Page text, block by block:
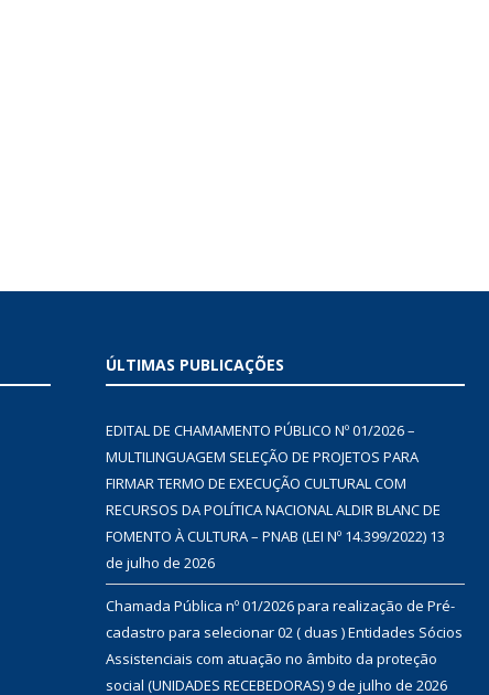
ÚLTIMAS PUBLICAÇÕES
EDITAL DE CHAMAMENTO PÚBLICO Nº 01/2026 –
MULTILINGUAGEM SELEÇÃO DE PROJETOS PARA
FIRMAR TERMO DE EXECUÇÃO CULTURAL COM
RECURSOS DA POLÍTICA NACIONAL ALDIR BLANC DE
FOMENTO À CULTURA – PNAB (LEI Nº 14.399/2022) 13
de julho de 2026
Chamada Pública nº 01/2026 para realização de Pré-
cadastro para selecionar 02 ( duas ) Entidades Sócios
Assistenciais com atuação no âmbito da proteção
social (UNIDADES RECEBEDORAS)9 de julho de 2026